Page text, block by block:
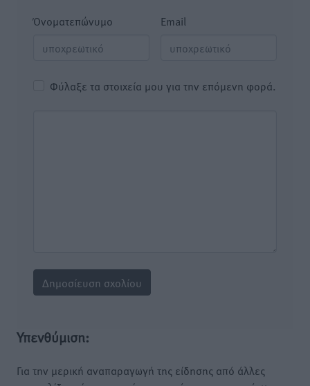
Όνοματεπώνυμο Email
Φύλαξε τα στοιχεία μου για την επόμενη φορά.
Υπενθύμιση:
Για την μερική αναπαραγωγή της είδησης από άλλες